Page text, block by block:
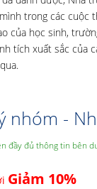
trong các
của học sinh,
tích xuất sắc của
nhóm -
đầy đủ thông tin bên
Giảm 10%